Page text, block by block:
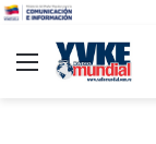
Menu